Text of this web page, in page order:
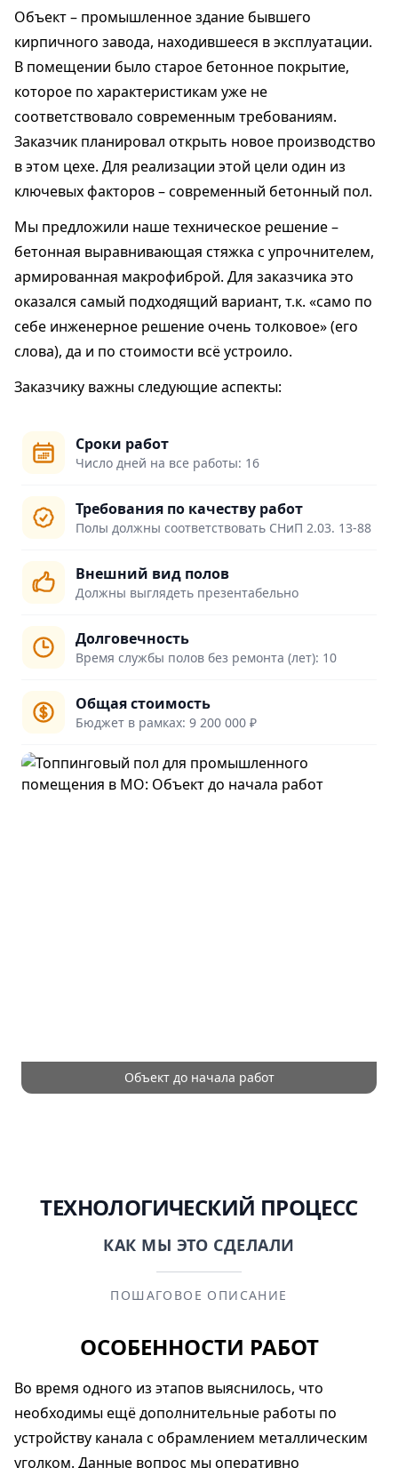
Объект – промышленное здание бывшего
кирпичного завода, находившееся в эксплуатации.
В помещении было старое бетонное покрытие,
которое по характеристикам уже не
соответствовало современным требованиям.
Заказчик планировал открыть новое производство
в этом цехе. Для реализации этой цели один из
ключевых факторов – современный бетонный пол.
Мы предложили наше техническое решение –
бетонная выравнивающая стяжка с упрочнителем,
армированная макрофиброй. Для заказчика это
оказался самый подходящий вариант, т.к. «само по
себе инженерное решение очень толковое» (его
слова), да и по стоимости всё устроило.
Заказчику важны следующие аспекты:
Сроки работ
Число дней на все работы: 16
Требования по качеству работ
Полы должны соответствовать СНиП 2.03. 13-88
Внешний вид полов
Должны выглядеть презентабельно
Долговечность
Время службы полов без ремонта (лет): 10
Общая стоимость
Бюджет в рамках: 9 200 000 ₽
Объект до начала работ
ТЕХНОЛОГИЧЕСКИЙ ПРОЦЕСС
КАК МЫ ЭТО СДЕЛАЛИ
ПОШАГОВОЕ ОПИСАНИЕ
ОСОБЕННОСТИ РАБОТ
Во время одного из этапов выяснилось, что
необходимы ещё дополнительные работы по
устройству канала с обрамлением металлическим
уголком. Данные вопрос мы оперативно